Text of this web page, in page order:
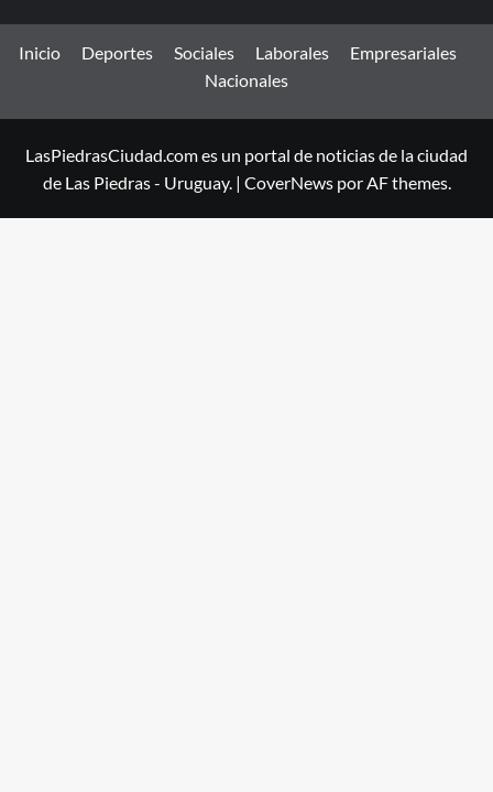
Inicio Deportes Sociales Laborales
Empresariales
Nacionales
LasPiedrasCiudad.com es un portal de noticias de la ciudad
de Las Piedras - Uruguay. | CoverNewspor AF themes.